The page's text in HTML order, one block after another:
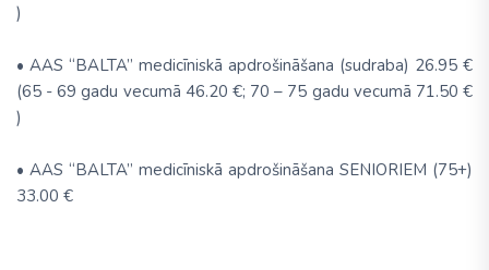
)
• AAS “BALTA” medicīniskā apdrošināšana (sudraba) 26.95 €
(65 - 69 gadu vecumā 46.20 €; 70 – 75 gadu vecumā 71.50 €
)
• AAS “BALTA” medicīniskā apdrošināšana SENIORIEM (75+)
33.00 €